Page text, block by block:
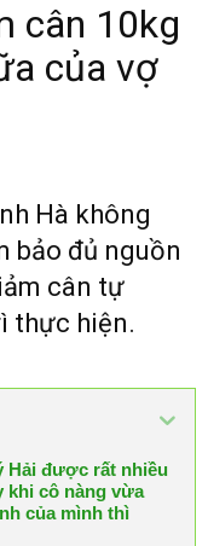
cân 10kg
của vợ
Hà không
bảo đủ nguồn
cân tự
thực hiện.
Hải được rất nhiều
khi cô nàng vừa
của mình thì